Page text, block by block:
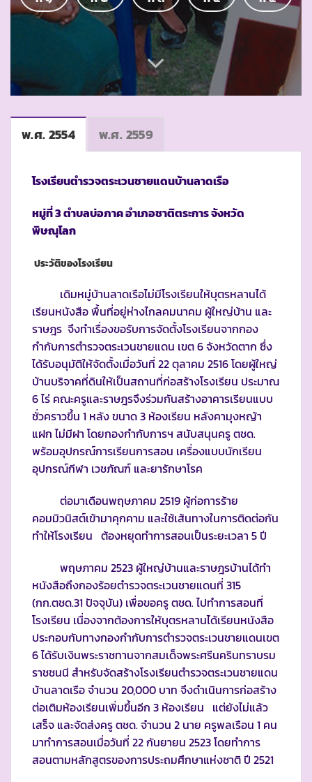
พ.ศ. 2554 พ.ศ. 2559
โรงเรียนตำรวจตระเวนชายแดนบ้านลาดเรือ
หมู่ที่ 3 ตำบลบ่อภาค อำเภอชาติตระการ จังหวัด
พิษณุโลก
ประวัติของโรงเรียน
เดิมหมู่บ้านลาดเรือไม่มีโรงเรียนให้บุตรหลานได้
เรียนหนังสือ พื้นที่อยู่ห่างไกลคมนาคม ผู้ใหญ่บ้าน และ
ราษฎร จึงทำเรื่องขอรับการจัดตั้งโรงเรียนจากกอง
กำกับการตำรวจตระเวนชายแดน เขต 6 จังหวัดตาก ซึ่ง
ได้รับอนุมัติให้จัดตั้งเมื่อวันที่ 22 ตุลาคม 2516 โดยผู้ใหญ่
บ้านบริจาคที่ดินให้เป็นสถานที่ก่อสร้างโรงเรียน ประมาณ
6 ไร่ คณะครูและราษฎรจึงร่วมกันสร้างอาคารเรียนแบบ
ชั่วคราวขึ้น 1 หลัง ขนาด 3 ห้องเรียน หลังคามุงหญ้า
แฝก ไม่มีฝา โดยกองกำกับการฯ สนับสนุนครู ตชด.
พร้อมอุปกรณ์การเรียนการสอน เครื่องแบบนักเรียน
อุปกรณ์กีฬา เวชภัณฑ์ และยารักษาโรค
ต่อมาเดือนพฤษภาคม 2519 ผู้ก่อการร้าย
คอมมิวนิสต์เข้ามาคุกคาม และใช้เส้นทางในการติดต่อกัน
ทำให้โรงเรียน ต้องหยุดทำการสอนเป็นระยะเวลา 5 ปี
พฤษภาคม 2523 ผู้ใหญ่บ้านและราษฎรบ้านได้ทำ
หนังสือถึงกองร้อยตำรวจตระเวนชายแดนที่ 315
(กก.ตชด.31 ปัจจุบัน) เพื่อขอครู ตชด. ไปทำการสอนที่
โรงเรียน เนื่องจากต้องการให้บุตรหลานได้เรียนหนังสือ
ประกอบกับทางกองกำกับการตำรวจตระเวนชายแดนเขต
6 ได้รับเงินพระราชทานจากสมเด็จพระศรีนครินทราบรม
ราชชนนี สำหรับจัดสร้างโรงเรียนตำรวจตระเวนชายแดน
บ้านลาดเรือ จำนวน 20,000 บาท จึงดำเนินการก่อสร้าง
ต่อเติมห้องเรียนเพิ่มขึ้นอีก 3 ห้องเรียน แต่ยังไม่แล้ว
เสร็จ และจัดส่งครู ตชด. จำนวน 2 นาย ครูพลเรือน 1 คน
มาทำการสอนเมื่อวันที่ 22 กันยายน 2523 โดยทำการ
สอนตามหลักสูตรของการประถมศึกษาแห่งชาติ ปี 2521